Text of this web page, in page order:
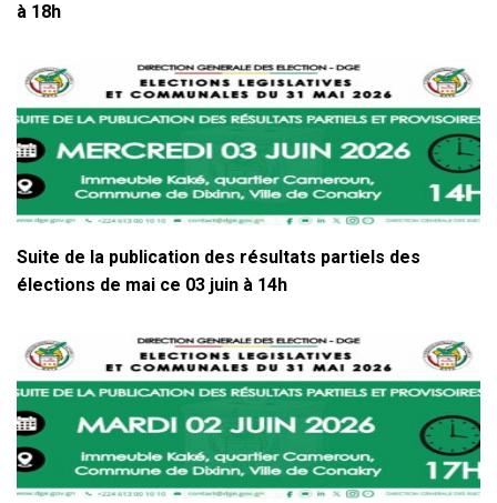
à 18h
Suite de la publication des résultats partiels des
élections de mai ce 03 juin à 14h